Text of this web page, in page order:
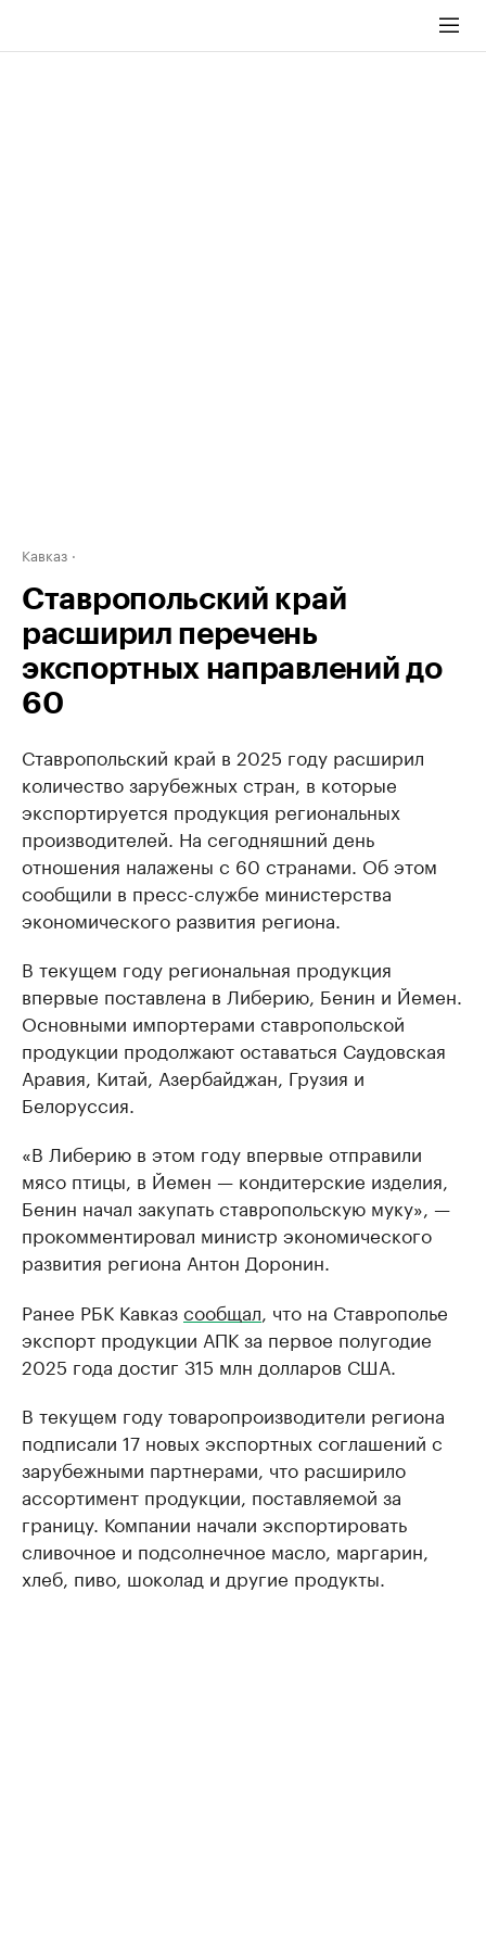
Кавказ
Ставропольский край
расширил перечень
экспортных направлений до
60
Ставропольский край в 2025 году расширил
количество зарубежных стран, в которые
экспортируется продукция региональных
производителей. На сегодняшний день
отношения налажены с 60 странами. Об этом
сообщили в пресс-службе министерства
экономического развития региона.
В текущем году региональная продукция
впервые поставлена в Либерию, Бенин и Йемен.
Основными импортерами ставропольской
продукции продолжают оставаться Саудовская
Аравия, Китай, Азербайджан, Грузия и
Белоруссия.
«В Либерию в этом году впервые отправили
мясо птицы, в Йемен — кондитерские изделия,
Бенин начал закупать ставропольскую муку», —
прокомментировал министр экономического
развития региона Антон Доронин.
Ранее РБК Кавказсообщал , что на Ставрополье
экспорт продукции АПК за первое полугодие
2025 года достиг 315 млн долларов США.
В текущем году товаропроизводители региона
подписали 17 новых экспортных соглашений с
зарубежными партнерами, что расширило
ассортимент продукции, поставляемой за
границу. Компании начали экспортировать
сливочное и подсолнечное масло, маргарин,
хлеб, пиво, шоколад и другие продукты.